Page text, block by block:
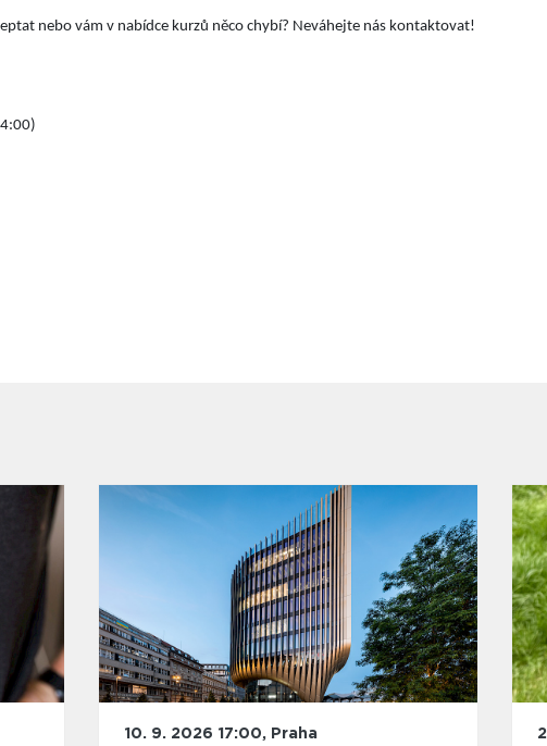
nebo vám v nabídce kurzů něco chybí? Neváhejte nás kontaktovat!
10. 9. 2026 17:00, Praha